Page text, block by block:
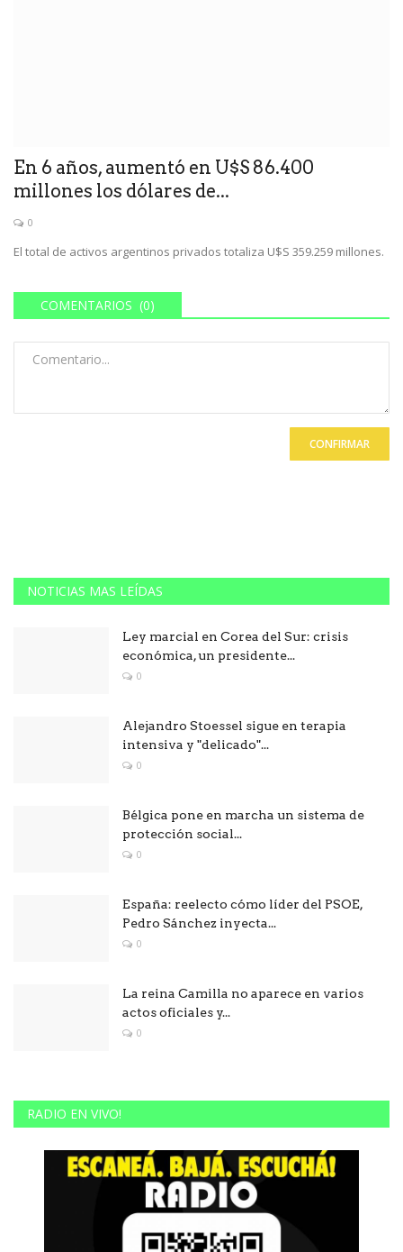
En 6 años, aumentó en U$S 86.400
millones los dólares de...
0
El total de activos argentinos privados totaliza U$S 359.259 millones.
COMENTARIOS (0)
CONFIRMAR
NOTICIAS MAS LEÍDAS
Ley marcial en Corea del Sur: crisis
económica, un presidente...
0
Alejandro Stoessel sigue en terapia
intensiva y "delicado"...
0
Bélgica pone en marcha un sistema de
protección social...
0
España: reelecto cómo líder del PSOE,
Pedro Sánchez inyecta...
0
La reina Camilla no aparece en varios
actos oficiales y...
0
RADIO EN VIVO!